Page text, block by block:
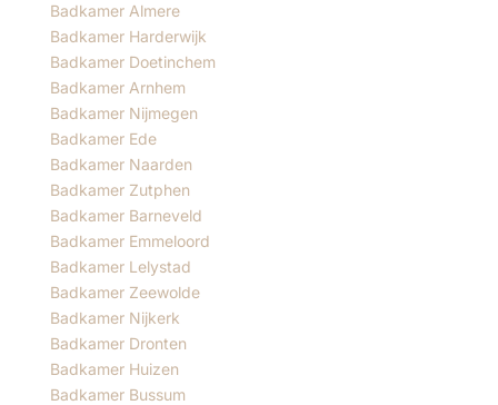
Badkamer Almere
Badkamer Harderwijk
Badkamer Doetinchem
Badkamer Arnhem
Badkamer Nijmegen
Badkamer Ede
Badkamer Naarden
Badkamer Zutphen
Badkamer Barneveld
Badkamer Emmeloord
Badkamer Lelystad
Badkamer Zeewolde
Badkamer Nijkerk
Badkamer Dronten
Badkamer Huizen
Badkamer Bussum